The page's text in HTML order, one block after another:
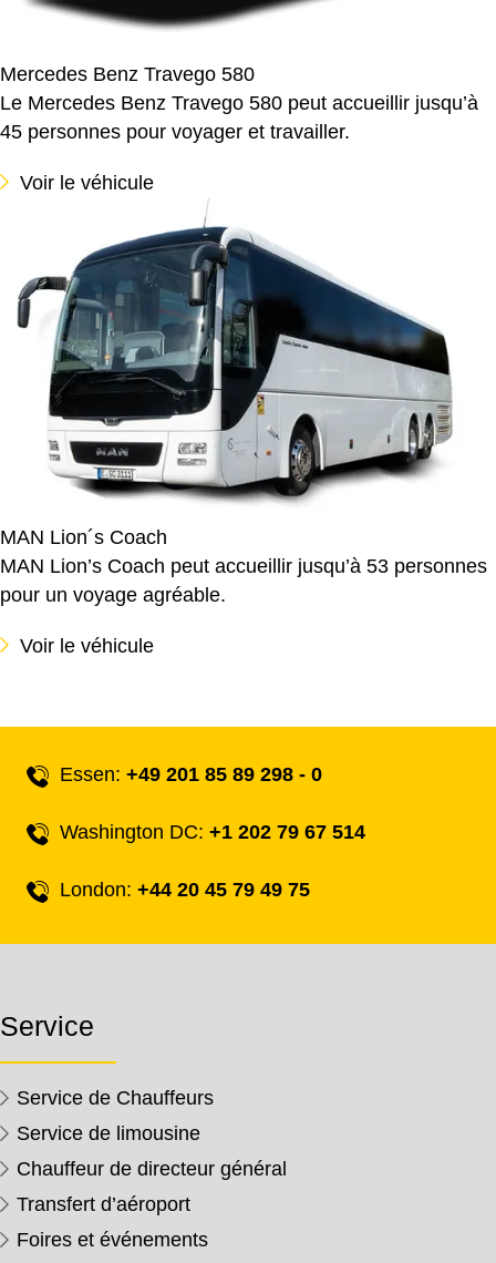
Mercedes Benz Travego 580
Le Mercedes Benz Travego 580 peut accueillir jusqu’à
45 personnes pour voyager et travailler.
Voir le véhicule
MAN Lion´s Coach
MAN Lion’s Coach peut accueillir jusqu’à 53 personnes
pour un voyage agréable.
Voir le véhicule
Essen:+49 201 85 89 298 - 0
Washington DC:+1 202 79 67 514
London:+44 20 45 79 49 75
Service
Service de Chauffeurs
Service de limousine
Chauffeur de directeur général
Transfert d’aéroport
Foires et événements